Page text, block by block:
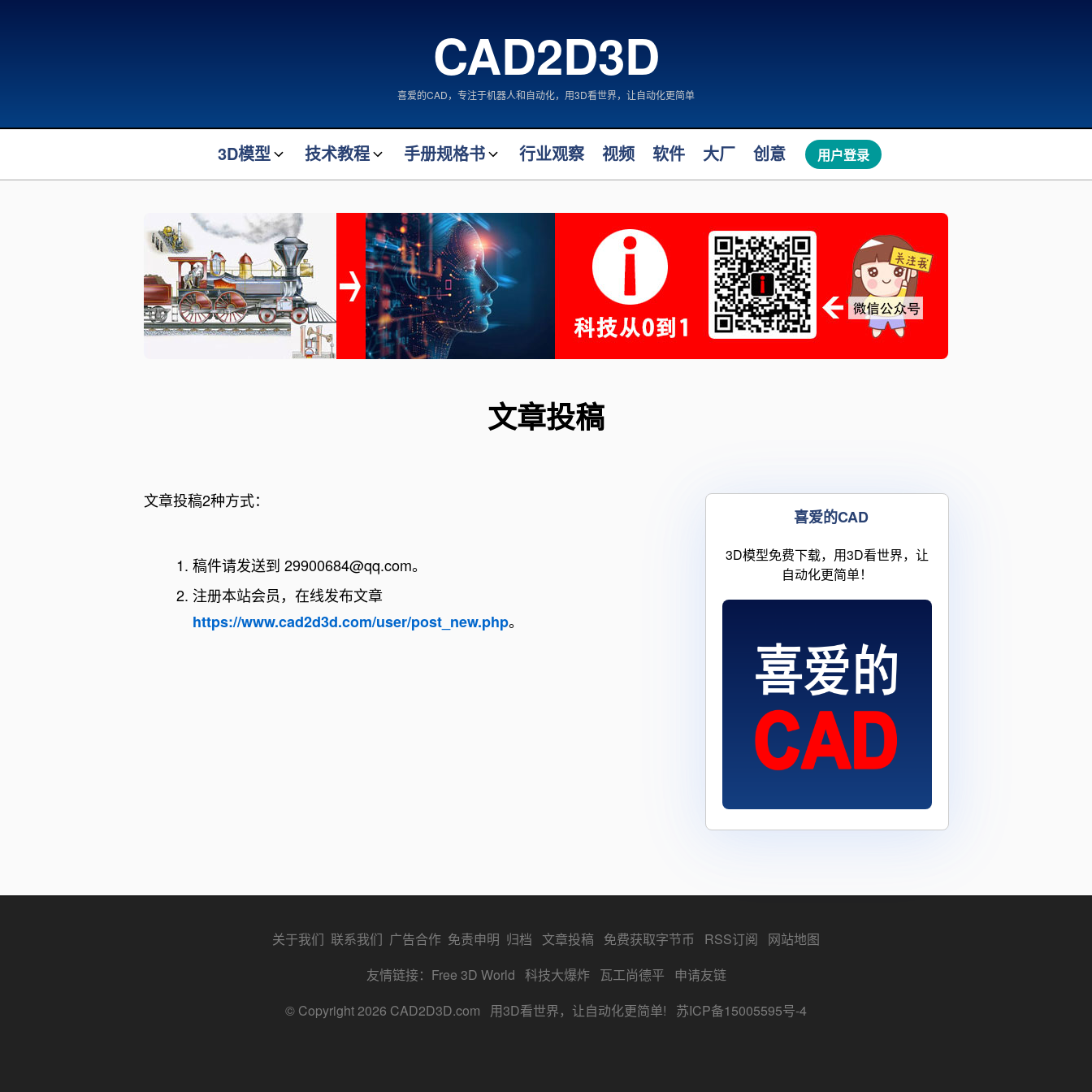
CAD2D3D
喜爱的CAD，专注于机器人和自动化，用3D看世界，让自动化更简单
3D模型
机械装置装备
机器人模型
起重吊装
物流转运
电气电子
技术教程
机器人方案大师
装车橇设计大师
机械原理
电气控制
机器人技术
手册规格书
FANUC 机器人拆解
自动化类产品手册
机械类产品手册
阀门类产品规格书
仪表类产品规格书
装卸臂产品规格书
行业观察 视频 软件 大厂 创意 用户登录
文章投稿
文章投稿2种方式：
稿件请发送到 29900684@qq.com。
注册本站会员，在线发布文章
https://www.cad2d3d.com/user/post_new.php。
喜爱的CAD
3D模型免费下载，用3D看世界，让
自动化更简单！
关于我们 联系我们 广告合作 免责申明 归档 文章投稿 免费获取字节币 RSS订阅
网站地图
友情链接： Free 3D World 科技大爆炸 瓦工尚德平
申请友链
© Copyright 2026 CAD2D3D.com 用3D看世界，让自动化更简单! 苏ICP备15005595号-4